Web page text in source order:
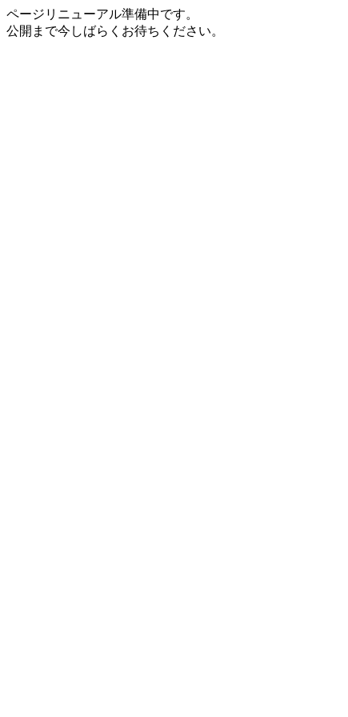
ページリニューアル準備中です。
公開まで今しばらくお待ちください。